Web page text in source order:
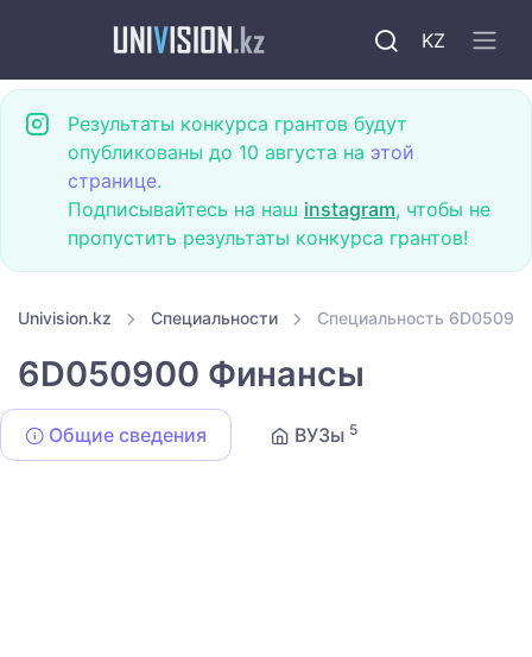
KZ
Результаты конкурса грантов будут
опубликованы до 10 августа на этой
странице.
Подписывайтесь на наш instagram, чтобы не
пропустить результаты конкурса грантов!
Univision.kz Специальности Специальность
6D050900 Финансы
Общие сведения ВУЗы 5